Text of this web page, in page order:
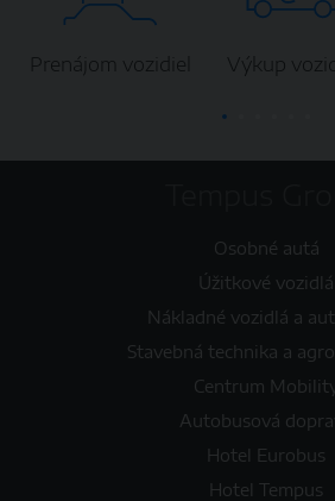
Prenájom vozidiel Výkup
Osobné autá
Úžitkové vozidlá
Nákladné vozidlá a
Stavebná technika a
Centrum
Autobusová
Hotel Eurobus
Hotel Tempus